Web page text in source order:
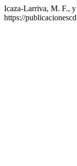
Icaza-Larriva, M. F.,
https://